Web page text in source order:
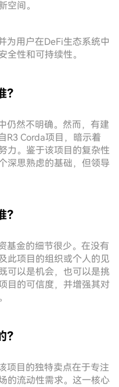
空间。
为用户在DeFi生态系统中
全性和可持续性。
仍然不明确。然而，有建
R3 Corda项目，暗示着
力。鉴于该项目的复杂性
深思熟虑的基础，但领导
基金的细节很少。在没有
此项目的组织或个人的见
可以是机会，也可以是挑
目的可信度，并增强其对
项目的独特卖点在于专注
的流动性需求。这一核心